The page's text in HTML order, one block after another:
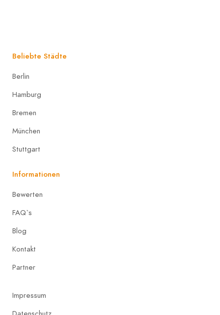
Beliebte Städte
Berlin
Hamburg
Bremen
München
Stuttgart
Informationen
Bewerten
FAQ`s
Blog
Kontakt
Partner
Impressum